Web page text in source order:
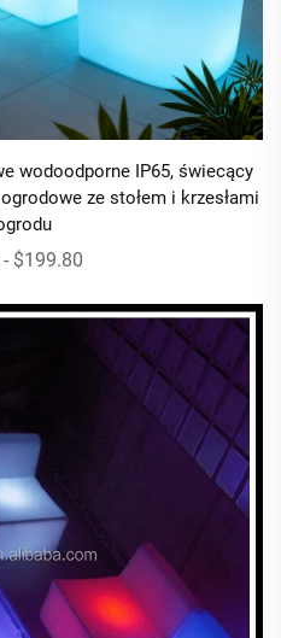
wodoodporne IP65, świecący
ze stołem i krzesłami
$199.80